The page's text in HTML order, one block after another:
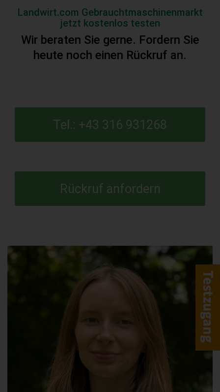
Landwirt.com Gebrauchtmaschinenmarkt
jetzt kostenlos testen
Wir beraten Sie gerne. Fordern Sie
heute noch einen Rückruf an.
Tel.: +43 316 931268
Rückruf anfordern